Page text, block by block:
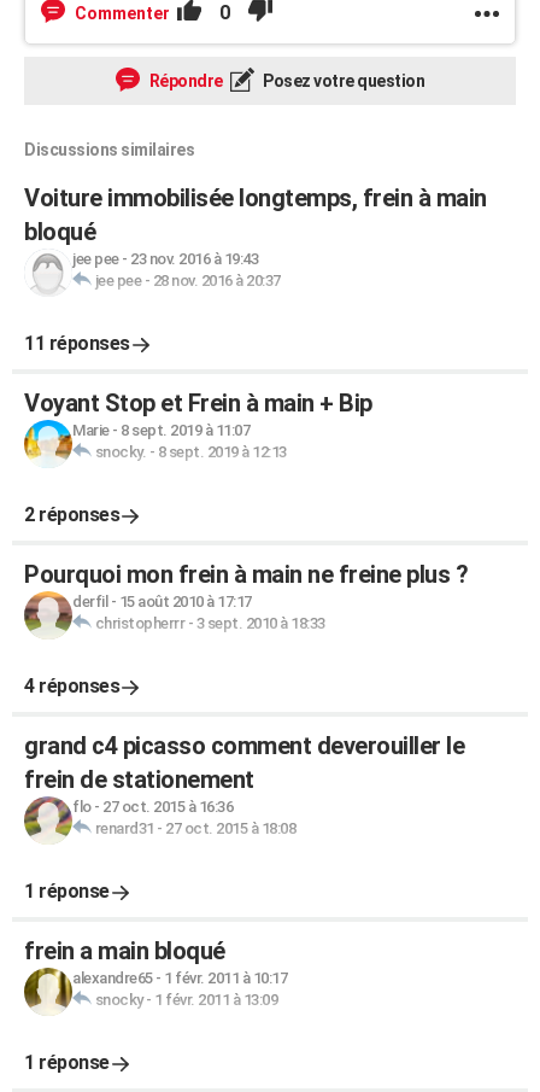
Commenter 0
Répondre Posez votre question
Discussions similaires
Voiture immobilisée longtemps, frein à main
bloqué
jee pee- 23 nov. 2016 à 19:43
jee pee- 28 nov. 2016 à 20:37
11 réponses
Voyant Stop et Frein à main + Bip
Marie- 8 sept. 2019 à 11:07
snocky. - 8 sept. 2019 à 12:13
2 réponses
Pourquoi mon frein à main ne freine plus ?
derfil - 15 août 2010 à 17:17
christopherrr- 3 sept. 2010 à 18:33
4 réponses
grand c4 picasso comment deverouiller le
frein de stationement
flo- 27 oct. 2015 à 16:36
renard31 - 27 oct. 2015 à 18:08
1 réponse
frein a main bloqué
alexandre65- 1 févr. 2011 à 10:17
snocky- 1 févr. 2011 à 13:09
1 réponse